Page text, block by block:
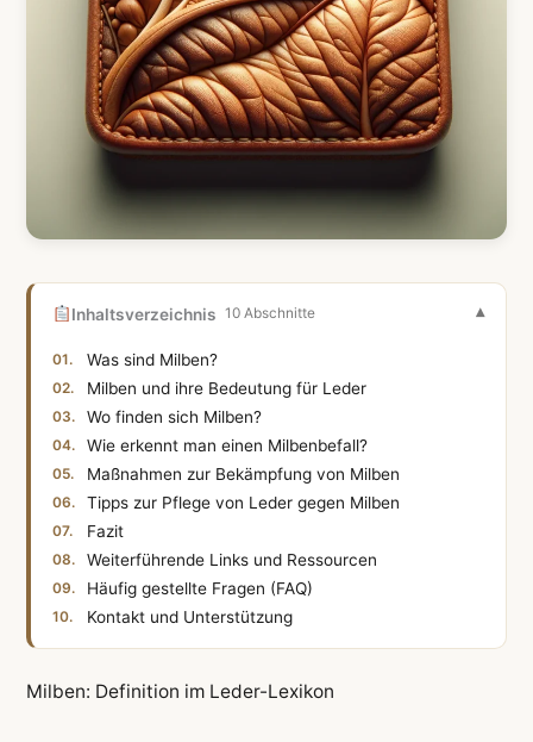
Inhaltsverzeichnis 10 Abschnitte
Was sind Milben?
Milben und ihre Bedeutung für Leder
Wo finden sich Milben?
Wie erkennt man einen Milbenbefall?
Maßnahmen zur Bekämpfung von Milben
Tipps zur Pflege von Leder gegen Milben
Fazit
Weiterführende Links und Ressourcen
Häufig gestellte Fragen (FAQ)
Kontakt und Unterstützung
Milben: Definition im Leder-Lexikon